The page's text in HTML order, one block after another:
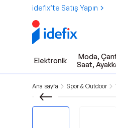
idefix’te Satış Yapın
Elektronik
Moda,
Saat,
Ana sayfa Spor & Outdoor